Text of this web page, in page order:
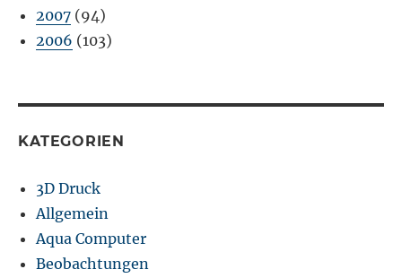
2007 (94)
2006 (103)
KATEGORIEN
3D Druck
Allgemein
Aqua Computer
Beobachtungen